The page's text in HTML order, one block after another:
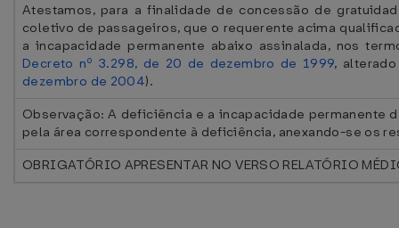
Atestamos, para a finalidade de concessão de
coletivo de passageiros, que o requerente acima
a incapacidade permanente abaixo assinalada, nos
Decreto nº 3.298, de 20 de dezembro de 1999,
dezembro de 2004).
Observação: A deficiência e a incapacidade permanente
pela área correspondente à deficiência, anexando-se os
OBRIGATÓRIO APRESENTAR NO VERSO RELATÓRIO